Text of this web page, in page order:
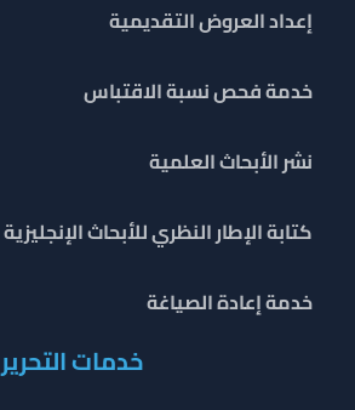
إعداد العروض التقديمية
خدمة فحص نسبة الاقتباس
نشر الأبحاث العلمية
كتابة الإطار النظري للأبحاث الإنجليزية
خدمة إعادة الصياغة
خدمات التحرير